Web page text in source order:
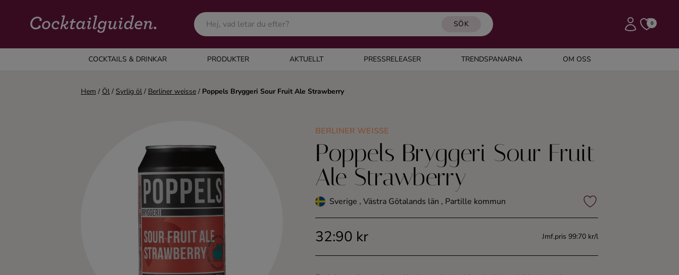
SÖK 0
COCKTAILS & DRINKAR PRODUKTER AKTUELLT PRESSRELEASER TRENDSPANARNA OM OSS
COCKTAILS & DRINKAR
Alla cocktails & drinkar
Hem / Öl / Syrlig öl / Berliner weisse / Poppels Bryggeri Sour Fruit Ale Strawberry
BERLINER WEISSE
Poppels Bryggeri Sour Fruit
Ale Strawberry
Sverige , Västra Götalands län , Partille kommun
32:90 kr Jmf.pris 99:70 kr/l